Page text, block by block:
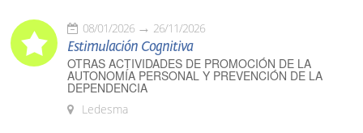
08/01/2026 26/11/2026
Estimulación Cognitiva
OTRAS ACTIVIDADES DE PROMOCIÓN DE LA
AUTONOMÍA PERSONAL Y PREVENCIÓN DE LA
DEPENDENCIA
Ledesma